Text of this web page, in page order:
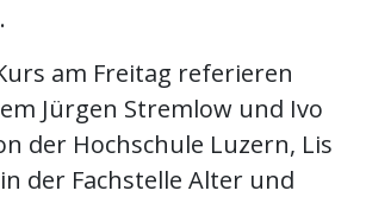
am Freitag referieren
Jürgen Stremlow und Ivo
der Hochschule Luzern, Lis
der Fachstelle Alter und